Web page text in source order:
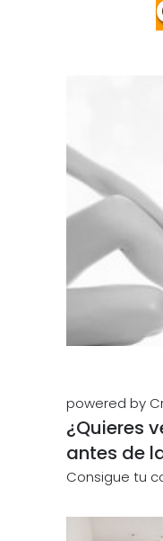
powered by
¿Quieres
antes de
Consigue tu